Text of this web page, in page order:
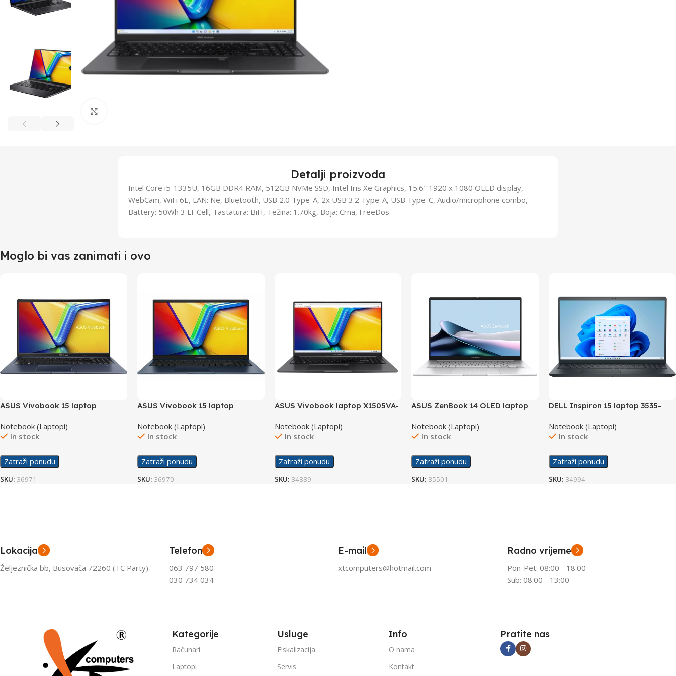
Detalji proizvoda
Intel Core i5-1335U, 16GB DDR4 RAM, 512GB NVMe SSD, Intel Iris Xe Graphics, 15.6″ 1920 x 1080 OLED display,
WebCam, WiFi 6E, LAN: Ne, Bluetooth, USB 2.0 Type-A, 2x USB 3.2 Type-A, USB Type-C, Audio/microphone combo,
Battery: 50Wh 3 LI-Cell, Tastatura: BiH, Težina: 1.70kg, Boja: Crna, FreeDos
Moglo bi vas zanimati i ovo
ASUS Vivobook 15 laptop
Notebook (Laptopi)
In stock
Zatraži ponudu
SKU: 36971
ASUS Vivobook 15 laptop
Notebook (Laptopi)
In stock
Zatraži ponudu
SKU: 36970
ASUS Vivobook laptop X1505VA-
Notebook (Laptopi)
In stock
Zatraži ponudu
SKU: 34839
ASUS ZenBook 14 OLED laptop
Notebook (Laptopi)
In stock
Zatraži ponudu
SKU: 35501
DELL Inspiron 15 laptop 3535-
Notebook (Laptopi)
In stock
Zatraži ponudu
SKU: 34994
Lokacija
Željeznička bb, Busovača 72260 (TC Party)
Telefon
063 797 580
030 734 034
E-mail
xtcomputers@hotmail.com
Radno vrijeme
Pon-Pet: 08:00 - 18:00
Sub: 08:00 - 13:00
Kategorije
Računari
Laptopi
Usluge
Fiskalizacija
Servis
Info
O nama
Kontakt
Pratite nas